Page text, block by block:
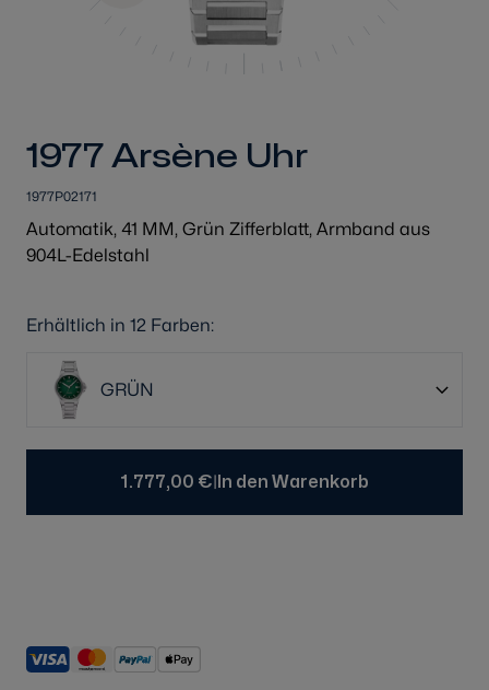
1977 Arsène Uhr
1977P02171
Automatik, 41 MM, Grün Zifferblatt, Armband aus
904L-Edelstahl
Erhältlich in 12 Farben:
GRÜN
1.777,00 €| In den Warenkorb